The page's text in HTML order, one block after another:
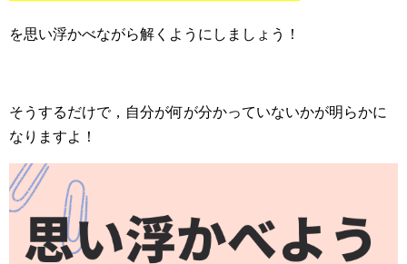
を思い浮かべながら解くようにしましょう！
そうするだけで，自分が何が分かっていないかが明らかに
なりますよ！